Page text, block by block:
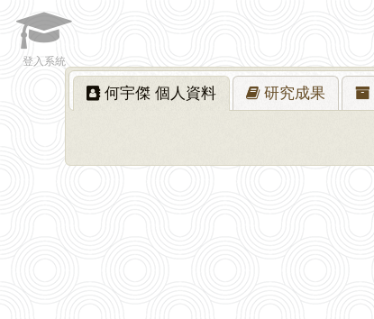
登入系統
何宇傑 個人資料 研究成果